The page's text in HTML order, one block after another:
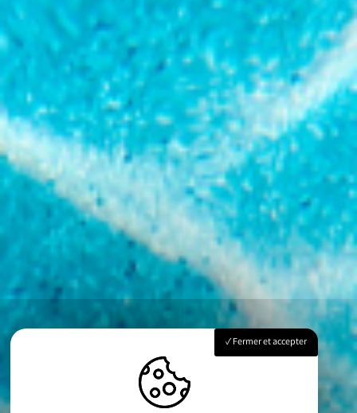
Fermer et accepter